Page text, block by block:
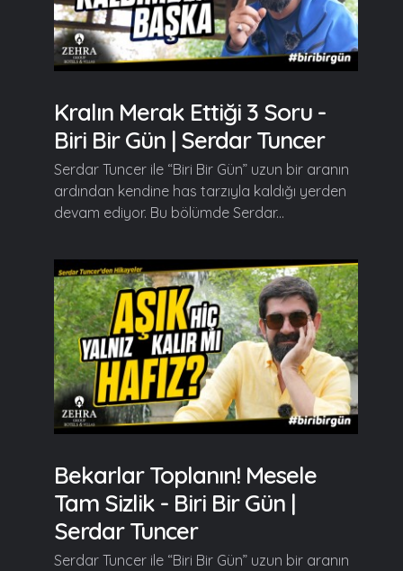
Kralın Merak Ettiği 3 Soru -
Biri Bir Gün | Serdar Tuncer
Serdar Tuncer ile “Biri Bir Gün” uzun bir aranın
ardından kendine has tarzıyla kaldığı yerden
devam ediyor. Bu bölümde Serdar...
Bekarlar Toplanın! Mesele
Tam Sizlik - Biri Bir Gün |
Serdar Tuncer
Serdar Tuncer ile “Biri Bir Gün” uzun bir aranın